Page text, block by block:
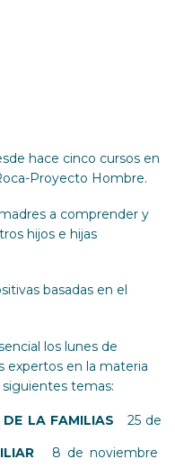
hace cinco cursos en
Proyecto Hombre.
a comprender y
hijos e hijas
basadas en el
los lunes de
expertos en la materia
temas:
LA FAMILIAS 25 de
8 de noviembre